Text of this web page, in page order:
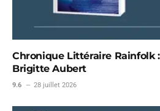
Chronique Littéraire Rainfolk
Brigitte Aubert
9.6 28 juillet 2026